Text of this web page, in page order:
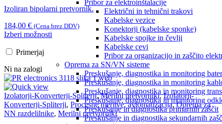
Pribor za elektroinštalacije
Električni in tehnični trakovi
Kabelske vezice
Konektorji (kabelske sponke)
Kabelske spojke in čevlji
Kabelske cevi
Pribor za organizacijo in zaščito
Oprema za SN/VN sisteme
Preskušanje, diagnostika in monitoring
Preskušanje, diagnostika in monitoring
Preskušanje, diagnostika in monitoring
Preskušanje, diagnostika in monitoring
Preskušanje in diagnostika primarnih zaščit
Preskušanje in diagnostika sekundarnih
Izoliran bipolarni pretvornik.
184,00 € (Cena brez DDV)
Izberi možnosti
Primerjaj
Ni na zalogi
Izolatorji-Konverterji-Spliterji,Merilni pretvorniki,Izolatorji-
Konverterji-Spliterji, Procesne meritve, avtomatizacija,Oprema za
NN razdelilnike, Merilni pretvorniki